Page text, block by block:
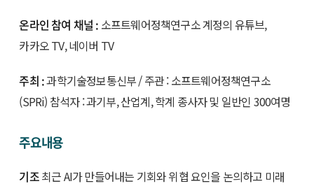
온라인 참여 채널 : 소프트웨어정책연구소 계정의 유튜브,
카카오 TV, 네이버 TV
주최 :과학기술정보통신부 / 주관 : 소프트웨어정책연구소
(SPRi) 참석자 : 과기부, 산업계, 학계 종사자 및 일반인 300여명
주요내용
기조최근 AI가 만들어내는 기회와 위협 요인을 논의하고 미래